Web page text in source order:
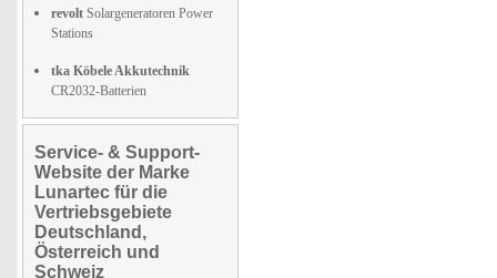
revolt Solargeneratoren Power
Stations
tka Köbele Akkutechnik
CR2032-Batterien
Service- & Support-
Website der Marke
Lunartec für die
Vertriebsgebiete
Deutschland,
Österreich und
Schweiz